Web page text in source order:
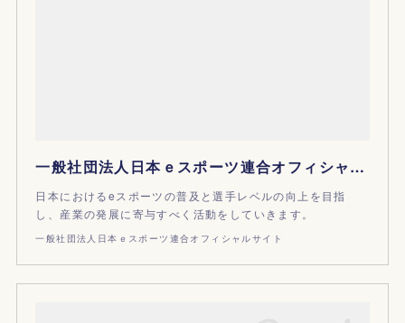
一般社団法人日本ｅスポーツ連合オフィシャルサイト
日本におけるeスポーツの普及と選手レベルの向上を目指
し、産業の発展に寄与すべく活動をしていきます。
一般社団法人日本ｅスポーツ連合オフィシャルサイト